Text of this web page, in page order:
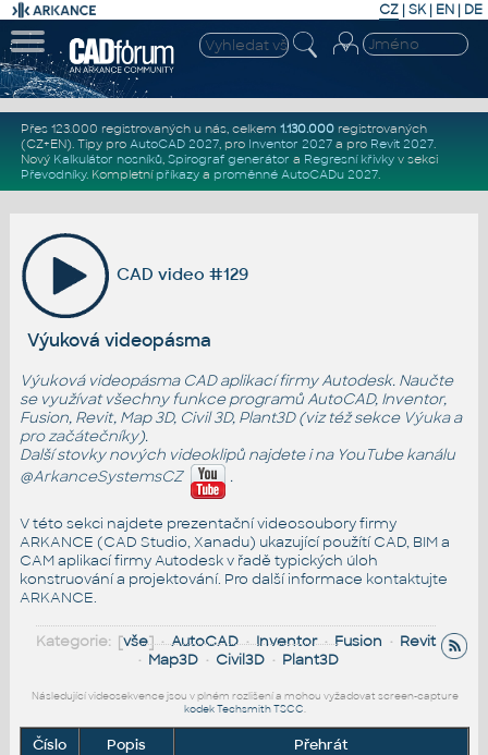
CZ | SK| EN | DE
Přes 123.000 registrovaných u nás, celkem 1.130.000registrovaných
(CZ+EN). Tipy pro AutoCAD 2027, pro Inventor 2027a pro Revit 2027.
Nový Kalkulátor nosníků, Spirograf generátor a Regresní křivkyv sekci
Převodníky. Kompletní příkazya proměnné AutoCADu 2027.
CAD video #129
Výuková videopásma
Výuková videopásma CAD aplikací firmy Autodesk. Naučte
se využívat všechny funkce programů AutoCAD, Inventor,
Fusion, Revit, Map 3D, Civil 3D, Plant3D (viz též sekce Výukaa
pro začátečníky).
Další stovky nových videoklipů najdete i na YouTube kanálu
@ArkanceSystemsCZ
.
V této sekci najdete prezentační videosoubory firmy
ARKANCE (CAD Studio, Xanadu) ukazující použítí CAD, BIM a
CAM aplikací firmy Autodesk v řadě typických úloh
konstruování a projektování. Pro další informace kontaktujte
ARKANCE.
Kategorie: [vše] •AutoCAD•Inventor•Fusion • Revit
• Map3D• Civil3D• Plant3D
Následující videosekvence jsou v plném rozlišení a mohou vyžadovat screen-capture
kodek Techsmith TSCC.
Číslo Popis
Přehrát